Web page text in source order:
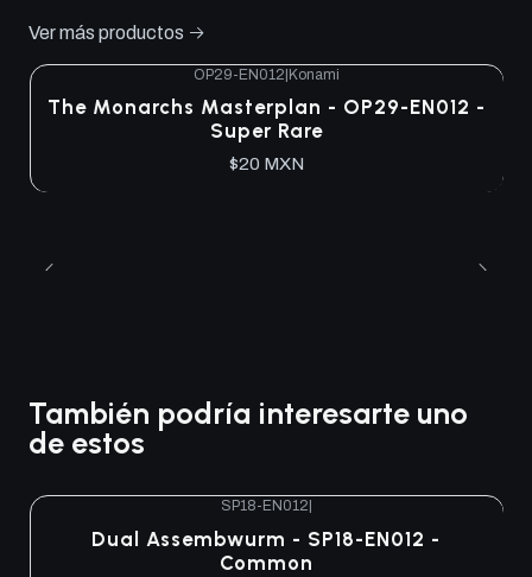
Ver más productos
OP29-EN012 Konami
The Monarchs Masterplan - OP29-EN012 -
Super Rare
$20 MXN
También podría interesarte uno
de estos
SP18-EN012
Dual Assembwurm - SP18-EN012 -
Common